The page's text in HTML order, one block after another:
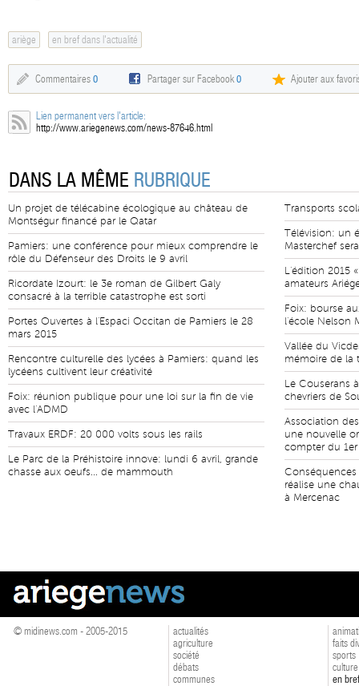
ariège en bref dans l'actualité
Commentaires 0 Partager sur Facebook0 Ajouter aux
Lien permanent vers l'article:
http://www.ariegenews.com/news-87646.html
DANS LA MÊME RUBRIQUE
Un projet de télécabine écologique au château de
Montségur financé par le Qatar
Pamiers: une conférence pour mieux comprendre le
rôle du Défenseur des Droits le 9 avril
Ricordate Izourt: le 3e roman de Gilbert Galy
consacré à la terrible catastrophe est sorti
Portes Ouvertes à l'Espaci Occitan de Pamiers le 28
mars 2015
Rencontre culturelle des lycées à Pamiers: quand les
lycéens cultivent leur créativité
Foix: réunion publique pour une loi sur la fin de vie
avec l'ADMD
Travaux ERDF: 20 000 volts sous les rails
Le Parc de la Préhistoire innove: lundi 6 avril, grande
chasse aux oeufs... de mammouth
Transports
Télévision: un
Masterchef
L'édition 2015
amateurs
Foix: bourse
l'école Nelson
Vallée du
mémoire de la
Le Couserans
chevriers de
Association
une nouvelle
compter du
réalise une
à Mercenac
© midinews.com - 2005-2015
actualités
agriculture
société
débats
communes
faits
sports
culture
en bref